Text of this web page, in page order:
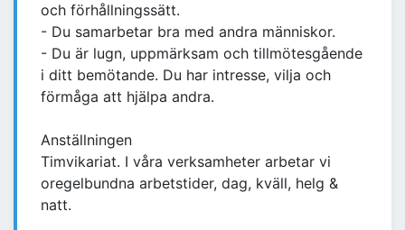
och förhållningssätt.
- Du samarbetar bra med andra människor.
- Du är lugn, uppmärksam och tillmötesgående
i ditt bemötande. Du har intresse, vilja och
förmåga att hjälpa andra.
Anställningen
Timvikariat. I våra verksamheter arbetar vi
oregelbundna arbetstider, dag, kväll, helg &
natt.